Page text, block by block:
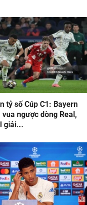
tỷ số Cúp C1: Bayern
ngược dòng Real,
giải...